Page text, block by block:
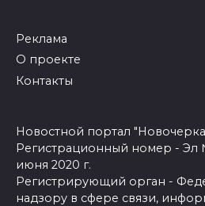
Реклама
О проекте
Контакты
Новостной портал
Регистрационный номер - Эл
июня 2020 г.
Регистрирующий орган -
надзору в сфере связи,